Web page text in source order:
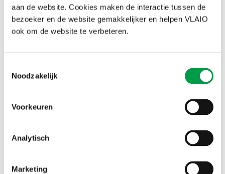
aan de website. Cookies maken de interactie tussen de
bezoeker en de website gemakkelijker en helpen VLAIO
ook om de website te verbeteren.
Noodzakelijk
Voorkeuren
Analytisch
Marketing
Europa verbiedt steun aan ondernemingen, al zijn er
uitzonderingen. Voorzie de juiste info bij lokale steun. Zo